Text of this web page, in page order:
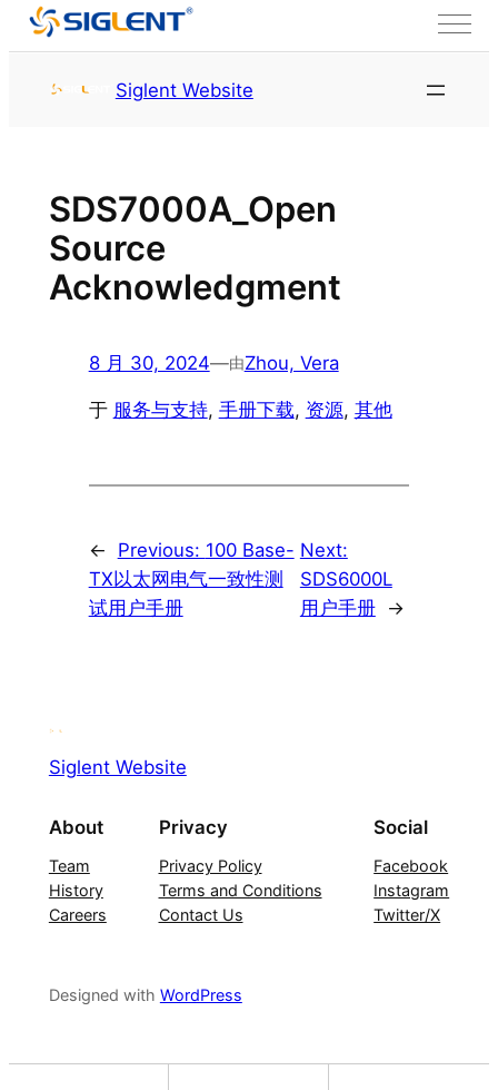
首页 服务与支持
Siglent Website
SDS7000A_Open
Source
Acknowledgment
8 月 30, 2024—由Zhou, Vera
于 服务与支持, 手册下载, 资源, 其他
← Previous: 100 Base-
TX以太网电气一致性测
试用户手册
Next:
SDS6000L
用户手册
→
Siglent Website
About
Team
History
Careers
Privacy
Privacy Policy
Terms and Conditions
Contact Us
Social
Facebook
Instagram
Twitter/X
Designed with WordPress